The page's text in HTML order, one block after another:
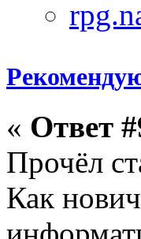
« Ответ
Прочёл
Как